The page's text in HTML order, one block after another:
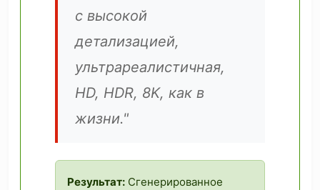
с высокой
детализацией,
ультрареалистичная,
HD, HDR, 8K, как в
жизни."
Результат: Сгенерированное